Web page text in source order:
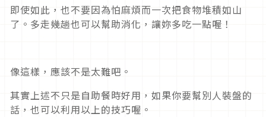
即使如此，也不要因為怕麻煩而一次把食物堆積如山
了。多走幾趟也可以幫助消化，讓妳多吃一點喔！
像這樣，應該不是太難吧。
其實上述不只是自助餐時好用，如果你要幫別人裝盤的
話，也可以利用以上的技巧喔。